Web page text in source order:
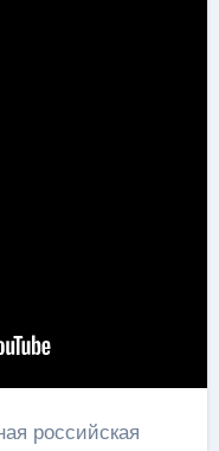
российская